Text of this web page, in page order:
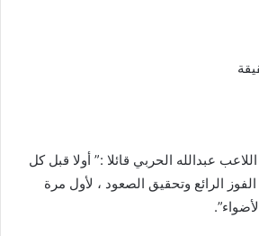
على ذات الصعيد تحدث اللاعب عبدالله الحربي قائلا :” ‏‎أولا قبل كل
الرائع وتحقيق الصعود ، لأول مرة